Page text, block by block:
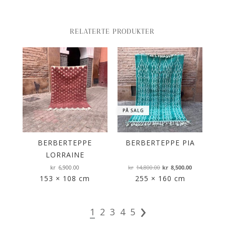
RELATERTE PRODUKTER
BERBERTEPPE
LORRAINE
kr 6,900.00
153 × 108 cm
PÅ SALG
BERBERTEPPE PIA
kr 14,800.00 Opprinnelig
pris
kr 8,500.00
255 × 160 cm
›
1 2 3 4 5